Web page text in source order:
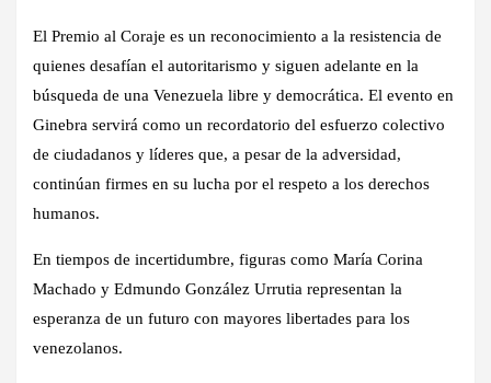
El Premio al Coraje es un reconocimiento a la resistencia de
quienes desafían el autoritarismo y siguen adelante en la
búsqueda de una Venezuela libre y democrática. El evento en
Ginebra servirá como un recordatorio del esfuerzo colectivo
de ciudadanos y líderes que, a pesar de la adversidad,
continúan firmes en su lucha por el respeto a los derechos
humanos.
En tiempos de incertidumbre, figuras como María Corina
Machado y Edmundo González Urrutia representan la
esperanza de un futuro con mayores libertades para los
venezolanos.